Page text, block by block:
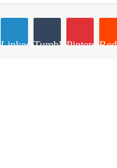
LinkedInTumblr Pinterest